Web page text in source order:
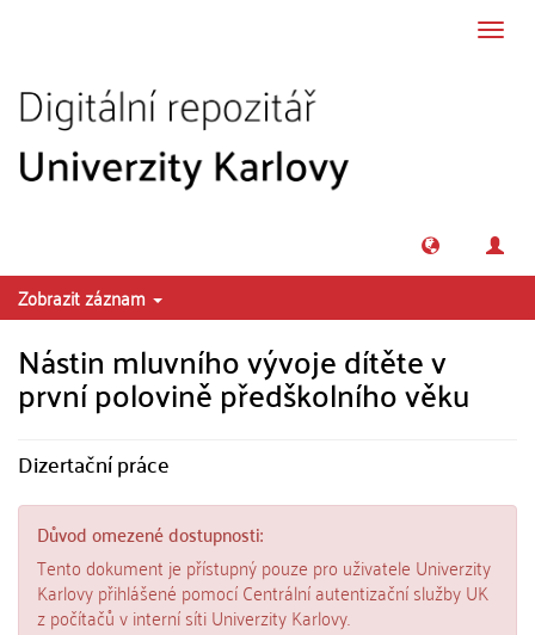
Zobrazit záznam
Nástin mluvního vývoje dítěte v
první polovině předškolního věku
Dizertační práce
Důvod omezené dostupnosti:
Tento dokument je přístupný pouze pro uživatele Univerzity
Karlovy přihlášené pomocí Centrální autentizační služby UK
z počítačů v interní síti Univerzity Karlovy.